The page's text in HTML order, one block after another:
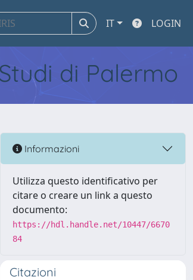
IT LOGIN
di Palermo
Informazioni
Utilizza questo identificativo per
citare o creare un link a questo
documento:
https://hdl.handle.net/10447/6670
84
Citazioni